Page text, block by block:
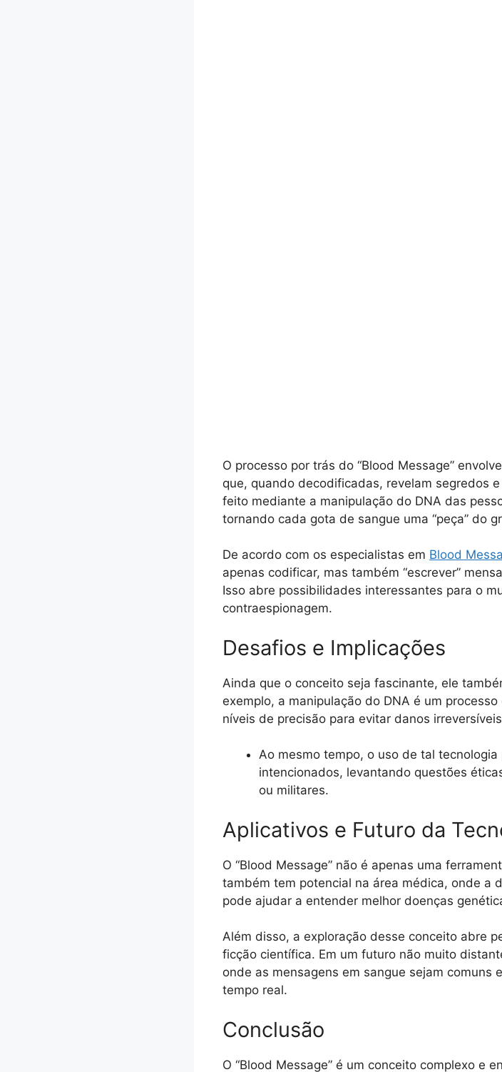
O processo por trás do “Blood Message”
que, quando decodificadas, revelam segredos
feito mediante a manipulação do DNA das
tornando cada gota de sangue uma “peça” do
De acordo com os especialistas em Blood
apenas codificar, mas também “escrever”
Isso abre possibilidades interessantes para o
contraespionagem.
Desafios e Implicações
Ainda que o conceito seja fascinante, ele
exemplo, a manipulação do DNA é um
níveis de precisão para evitar danos
Ao mesmo tempo, o uso de tal
intencionados, levantando questões
ou militares.
Aplicativos e Futuro da
O “Blood Message” não é apenas uma
também tem potencial na área médica, onde a
pode ajudar a entender melhor doenças
Além disso, a exploração desse conceito abre
ficção científica. Em um futuro não muito
onde as mensagens em sangue sejam comuns
tempo real.
Conclusão
O “Blood Message” é um conceito complexo e